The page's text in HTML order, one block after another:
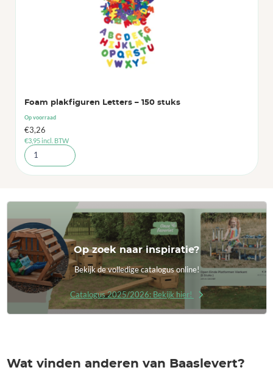
Foam plakfiguren Letters – 150 stuks
Op voorraad
€3,26
€3,95incl. BTW
Op zoek naar inspiratie?
Bekijk de volledige catalogus online!
Catalogus 2025/2026: Bekijk hier!
Wat vinden anderen van Baaslevert?